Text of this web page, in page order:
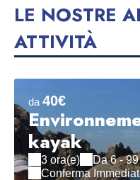
LE NOSTRE
ATTIVITÀ
da 40€
kayak
3 ora(e)
Da 6 -
Conferma